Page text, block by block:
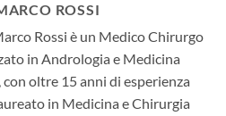
ROSSI
Rossi è un Medico Chirurgo
in Andrologia e Medicina
con oltre 15 anni di esperienza
in Medicina e Chirurgia